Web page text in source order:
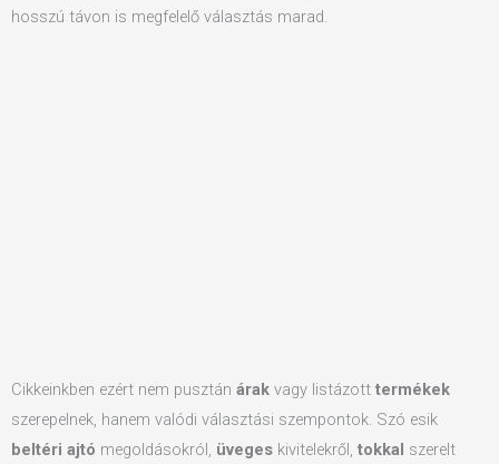
hosszú távon is megfelelő választás marad.
Cikkeinkben ezért nem pusztán árak vagy listázott termékek
szerepelnek, hanem valódi választási szempontok. Szó esik
beltéri ajtó megoldásokról, üveges kivitelekről, tokkal szerelt